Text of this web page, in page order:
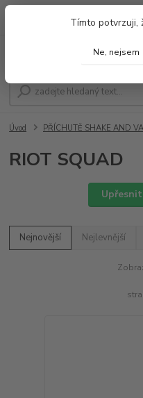
Tímto potvrzuji,
Ne, nejsem
Po - Pá 9:00 - 19:00 So 9:00 - 14:00
Úvod PŘÍCHUTĚ SHAKE AND
RIOT SQUAD
Nejnovější Nejlevnější